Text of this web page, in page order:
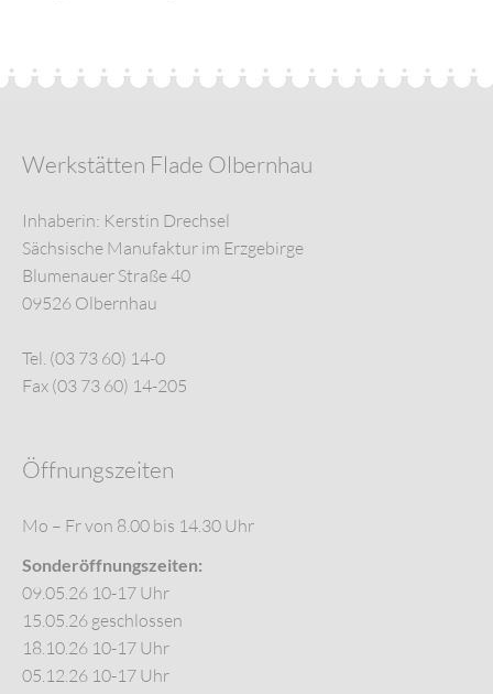
Werkstätten Flade Olbernhau
Inhaberin: Kerstin Drechsel
Sächsische Manufaktur im Erzgebirge
Blumenauer Straße 40
09526 Olbernhau
Tel. (03 73 60) 14-0
Fax (03 73 60) 14-205
Öffnungszeiten
Mo – Fr von 8.00 bis 14.30 Uhr
Sonderöffnungszeiten:
09.05.26 10-17 Uhr
15.05.26 geschlossen
18.10.26 10-17 Uhr
05.12.26 10-17 Uhr